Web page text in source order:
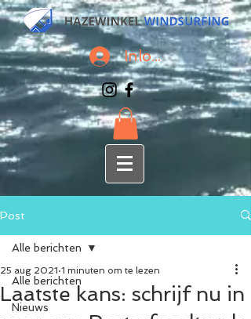
Inloggen
Post
Alle berichten
Nieuws
Alle berichten
Laatste kans: schrijf nu in
25 aug 2021 1 minuten om te lezen